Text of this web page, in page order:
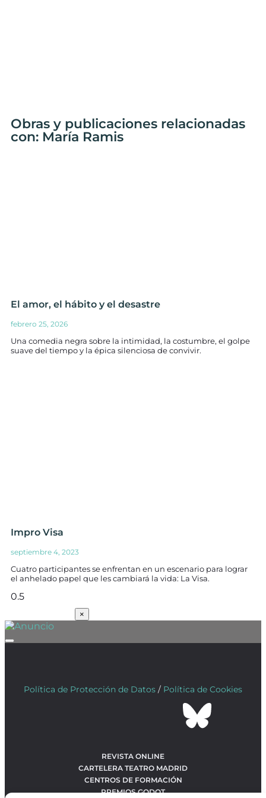
Obras y publicaciones relacionadas
con: María Ramis
El amor, el hábito y el desastre
febrero 25, 2026
Una comedia negra sobre la intimidad, la costumbre, el golpe
suave del tiempo y la épica silenciosa de convivir.
Impro Visa
septiembre 4, 2023
Cuatro participantes se enfrentan en un escenario para lograr
el anhelado papel que les cambiará la vida: La Visa.
×
Política de Protección de Datos / Política de Cookies
REVISTA ONLINE
CARTELERA TEATRO MADRID
CENTROS DE FORMACIÓN
PREMIOS GODOT